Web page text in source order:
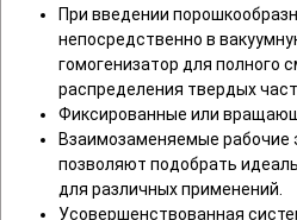
При введении
непосредственно в
гомогенизатор для полного
распределения твердых
Фиксированные или
Взаимозаменяемые рабочие
позволяют подобрать
для различных применений.
Усовершенствованная